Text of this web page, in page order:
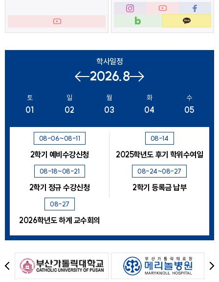
학사일정
이전2026.8다음
토
01
일
02
월
03
화
04
수
05
08-06~08-11
2학기 예비수강신청
08-14
2025학년도 후기 학위수여일
08-18~08-21
2학기 정규 수강신청
08-24~08-27
2학기 등록금 납부
08-27
2026학년도 하계 교수회의
이
다